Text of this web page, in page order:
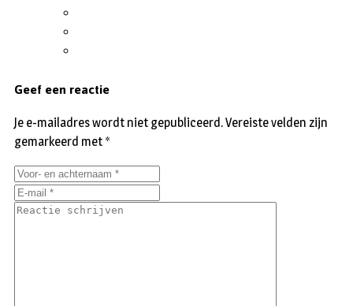
Geef een reactie
Je e-mailadres wordt niet gepubliceerd.Vereiste velden zijn
gemarkeerd met *